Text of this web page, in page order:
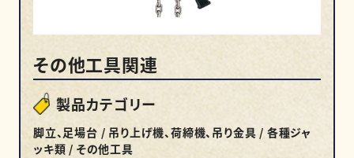
その他工具関連
製品カテゴリー
脚立、足場台 / 吊り上げ機、荷締機、吊り金具 / 各種ジャ
ッキ類 / その他工具